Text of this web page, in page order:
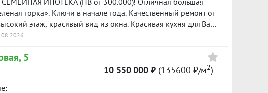
ИПОТЕКА (ПВ от 300.000)! Отличная большая
горка». Ключи в начале года. Качественный ремонт от
этаж, красивый вид из окна. Красивая кухня для Вас
Космонавтов, соответственно вся инфраструктура.
Подбор ипотечной программы для Вас бесплатно.
«Защита собственности» по данному объекту в
5
10 550 000 ₽ (135600 ₽/м2)